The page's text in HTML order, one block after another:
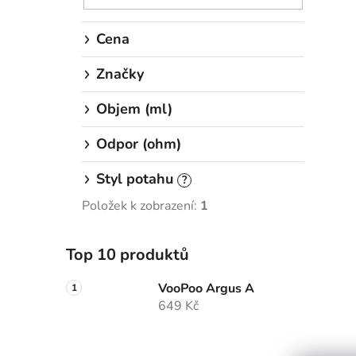
Cena
Značky
Objem (ml)
Odpor (ohm)
Styl potahu ?
Položek k zobrazení: 1
Top 10 produktů
VooPoo Argus A
649 Kč